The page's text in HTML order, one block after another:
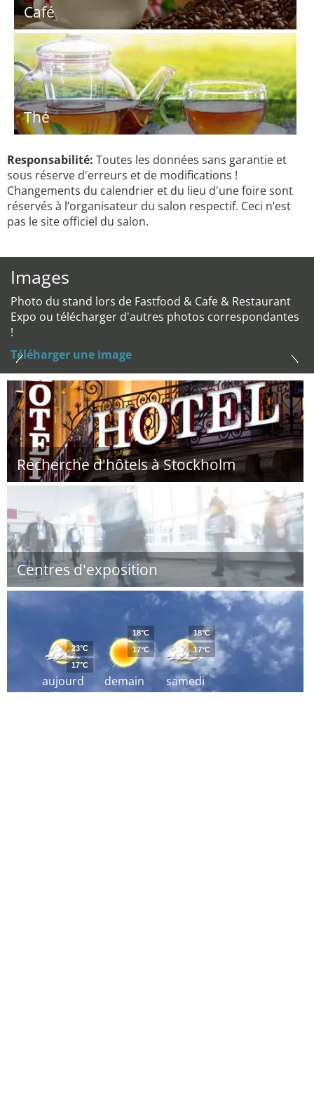
Café
Thé
Responsabilité: Toutes les données sans garantie et
sous réserve d'erreurs et de modifications !
Changements du calendrier et du lieu d'une foire sont
réservés à l’organisateur du salon respectif. Ceci n’est
pas le site officiel du salon.
Images
Photo du stand lors de Fastfood & Cafe & Restaurant
Expo ou télécharger d'autres photos correspondantes
!
Téléharger une image
Recherche d'hôtels à Stockholm
Centres d'exposition
aujourd
´hui
23°C
17°C
demain
18°C
17°C
samedi
18°C
17°C